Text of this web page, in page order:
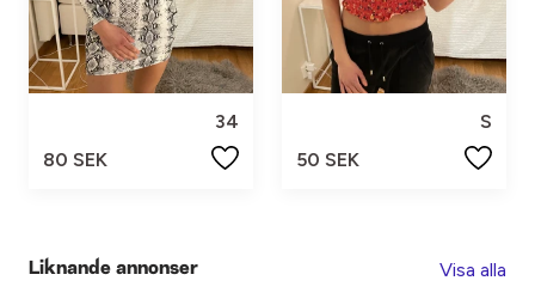
34
80 SEK
S
50 SEK
Liknande annonser Visa alla